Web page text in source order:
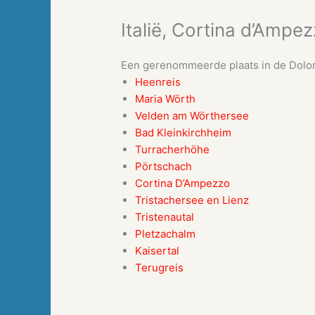
Italië, Cortina
Een gerenommeerde plaats in de
Heenreis
Maria Wörth
Velden am Wörthersee
Bad Kleinkirchheim
Turracherhöhe
Pörtschach
Cortina D’Ampezzo
Tristachersee en Lienz
Tristenautal
Pletzachalm
Kaisertal
Terugreis